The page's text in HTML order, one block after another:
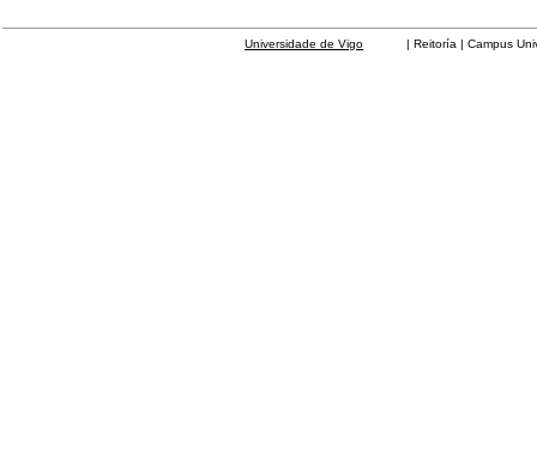
Universidade de Vigo | Reitoría | Campus